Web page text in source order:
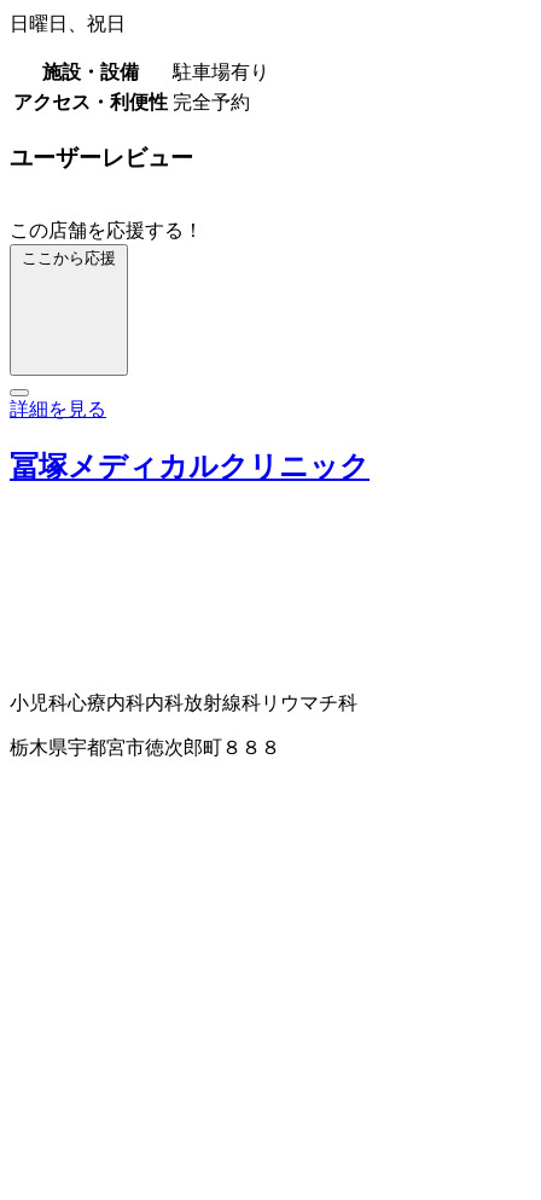
日曜日、祝日
施設・設備
駐車場有り
アクセス・利便性 完全予約
ユーザーレビュー
この店舗を応援する！
ここから応援
詳細を見る
冨塚メディカルクリニック
小児科心療内科内科放射線科リウマチ科
栃木県宇都宮市徳次郎町８８８